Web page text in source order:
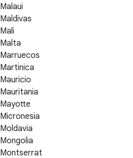
Malaui
Maldivas
Mali
Malta
Marruecos
Martinica
Mauricio
Mauritania
Mayotte
Micronesia
Moldavia
Mongolia
Montserrat